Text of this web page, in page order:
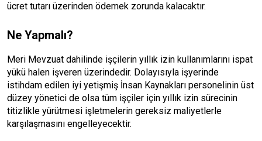
ücret tutarı üzerinden ödemek zorunda kalacaktır.
Ne Yapmalı?
Meri Mevzuat dahilinde işçilerin yıllık izin kullanımlarını ispat
yükü halen işveren üzerindedir. Dolayısıyla işyerinde
istihdam edilen iyi yetişmiş İnsan Kaynakları personelinin üst
düzey yönetici de olsa tüm işçiler için yıllık izin sürecinin
titizlikle yürütmesi işletmelerin gereksiz maliyetlerle
karşılaşmasını engelleyecektir.